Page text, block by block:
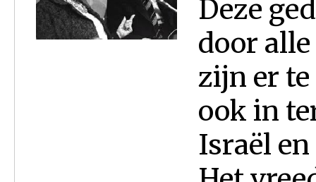
Deze
door
zijn er te
ook in
Israël